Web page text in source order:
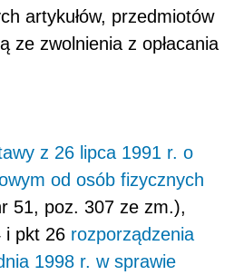
artykułów, przedmiotów
ze zwolnienia z opłacania
z 26 lipca 1991 r. o
od osób fizycznych
51, poz. 307 ze zm.),
i pkt 26 rozporządzenia
1998 r. w sprawie